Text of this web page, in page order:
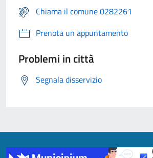
Chiama il comune 0282261
Prenota un appuntamento
Problemi in città
Segnala disservizio